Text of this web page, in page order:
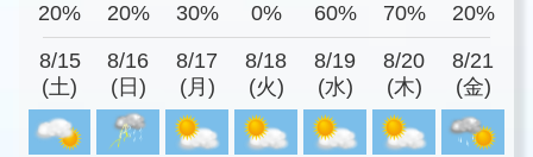
20%
20% 30% 0% 60% 70% 20%
8/15
(土)
8/16
(日)
8/17
(月)
8/18
(火)
8/19
(水)
8/20
(木)
8/21
(金)